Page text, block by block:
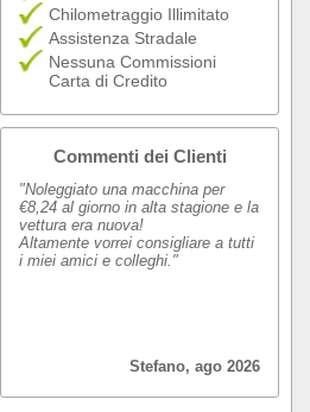
Chilometraggio Illimitato
Assistenza Stradale
Nessuna Commissioni
Carta di Credito
Commenti dei Clienti
"Noleggiato una macchina per
€8,24 al giorno in alta stagione e la
vettura era nuova!
Altamente vorrei consigliare a tutti
i miei amici e colleghi."
Stefano, ago 2026